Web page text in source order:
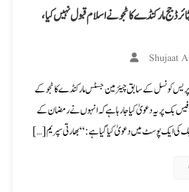
جج مارکنڈے کاٹجو نے اسلام قبول نہیں کیا،
Shujaat
پریس کونسل کے سابق چیئرمین جسٹس مارکنڈے کاٹجو کے
بک پر یہ دعویٰ کیا جا رہا ہے کہ انہوں نے رمضان کے
بک کی ایک پوسٹ میں دعویٰ کیا گیا ہے:“بھارتی سپریم […]